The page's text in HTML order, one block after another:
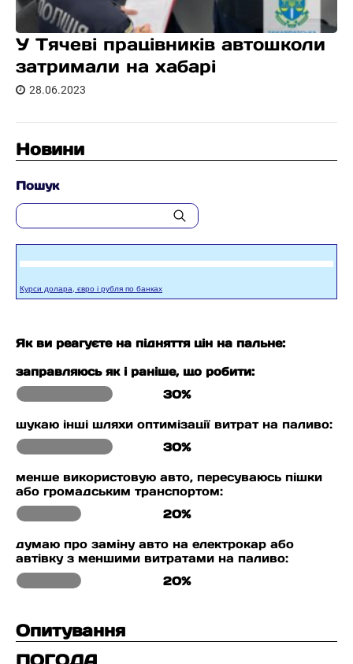
У Тячеві працівників автошколи
затримали на хабарі
28.06.2023
Новини
Пошук
Курси долара, євро і рубля по банках
Як ви реагуєте на підняття цін на пальне:
заправляюсь як і раніше, що робити:
30%
шукаю інші шляхи оптимізації витрат на паливо:
30%
менше використовую авто, пересуваюсь пішки
або громадським транспортом:
20%
думаю про заміну авто на електрокар або
автівку з меншими витратами на паливо:
20%
Опитування